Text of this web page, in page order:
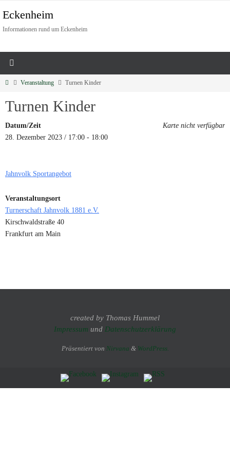
Eckenheim
Informationen rund um Eckenheim
Veranstaltung Turnen Kinder
Turnen Kinder
Karte nicht verfügbar
Datum/Zeit
28. Dezember 2023 / 17:00 - 18:00
Jahnvolk Sportangebot
Veranstaltungsort
Turnerschaft Jahnvolk 1881 e.V.
Kirschwaldstraße 40
Frankfurt am Main
created by Thomas Hummel
Impressum und Datenschutzerklärung
Präsentiert von Nirvana & WordPress.